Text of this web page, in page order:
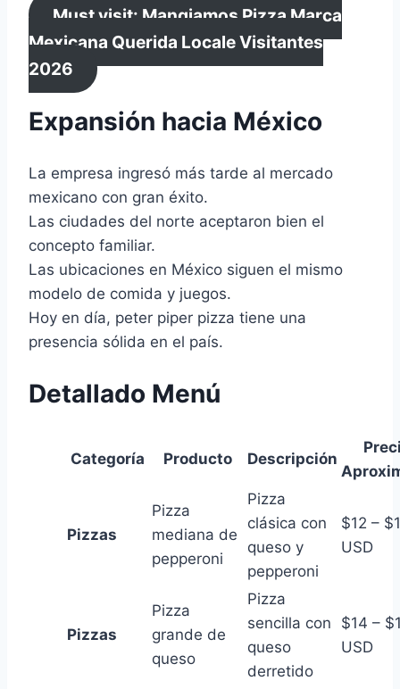
Must visit: Mangiamos Pizza Marca
Mexicana Querida Locale Visitantes
2026
Expansión hacia México
La empresa ingresó más tarde al mercado
mexicano con gran éxito.
Las ciudades del norte aceptaron bien el
concepto familiar.
Las ubicaciones en México siguen el mismo
modelo de comida y juegos.
Hoy en día, peter piper pizza tiene una
presencia sólida en el país.
Detallado Menú
Categoría Producto Descripción
Pizzas
Pizza
mediana de
pepperoni
Pizza
clásica con
queso y
pepperoni
$12 –
USD
Pizzas
Pizza
grande de
queso
Pizza
sencilla con
queso
derretido
$14 –
USD